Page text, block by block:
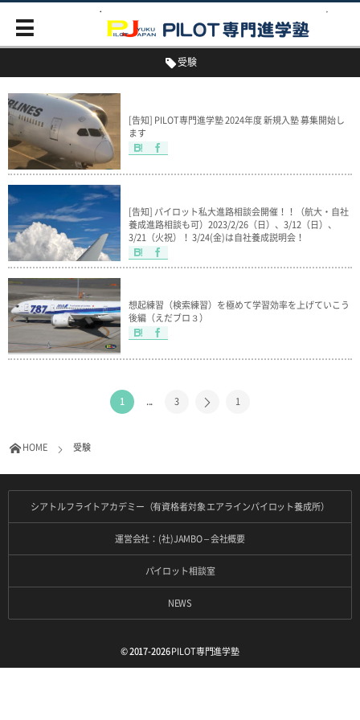
受験
[告知] PILOT専門進学塾 2024年度 新規入塾 募集開始し
ます
[告知] パイロット私大進路相談会開催！！（航大・自社
養成進路相談も可）2023/2/26（日）、3/12（日）、
3/21（火祝）！ 3/24(金)は自社養成説明会！
想起練習（検索練習）を極めて学習効率を上げていこう
後編（えだブロ３）
1 ... 3 1
HOME 受験
シアトルフライトアカデミー（有資格者対象 エアラインパイロット養成所）
運営会社：(社)JAMBO – 会社概要
パイロット相談室
NEWS
© 2017-2026PILOT専門進学塾